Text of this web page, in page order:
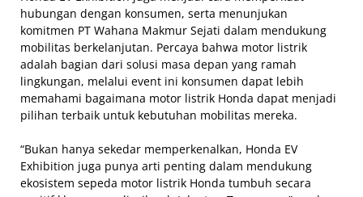
hubungan dengan konsumen, serta menunjukan
komitmen PT Wahana Makmur Sejati dalam mendukung
mobilitas berkelanjutan. Percaya bahwa motor listrik
adalah bagian dari solusi masa depan yang ramah
lingkungan, melalui event ini konsumen dapat lebih
memahami bagaimana motor listrik Honda dapat menjadi
pilihan terbaik untuk kebutuhan mobilitas mereka.
“Bukan hanya sekedar memperkenalkan, Honda EV
Exhibition juga punya arti penting dalam mendukung
ekosistem sepeda motor listrik Honda tumbuh secara